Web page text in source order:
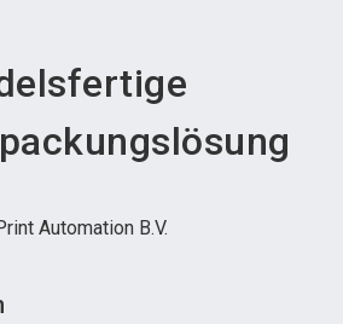
Automation B.V.